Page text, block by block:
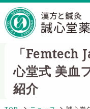
「Femtech
心堂式 美血
紹介